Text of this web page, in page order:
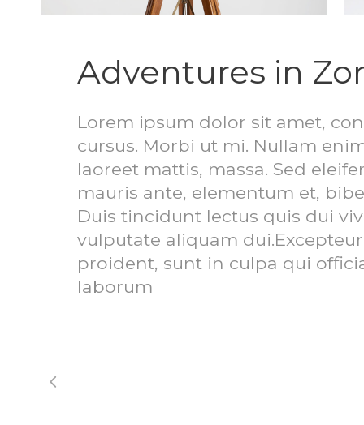
Adventures in
Lorem ipsum dolor sit amet,
cursus. Morbi ut mi. Nullam
laoreet mattis, massa. Sed
mauris ante, elementum et,
Duis tincidunt lectus quis dui
vulputate aliquam
proident, sunt in culpa qui
laborum